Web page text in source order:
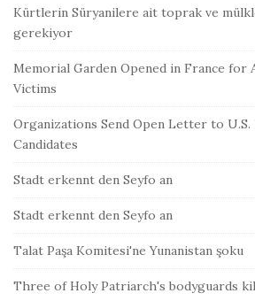
Kürtlerin Süryanilere ait toprak ve
gerekiyor
Memorial Garden Opened in France for
Victims
Organizations Send Open Letter to
Candidates
Stadt erkennt den Seyfo an
Stadt erkennt den Seyfo an
Talat Paşa Komitesi'ne Yunanistan şoku
Three of Holy Patriarch's bodyguards